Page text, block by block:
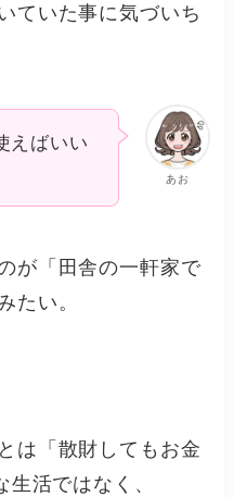
ていた事に気づいち
あお
えばいい
が「田舎の一軒家で
たい。
は「散財してもお金
生活ではなく、